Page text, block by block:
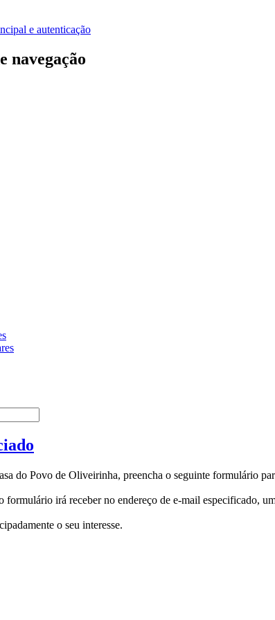
e autenticação
navegação
do Povo de Oliveirinha, preencha o seguinte formulário
irá receber no endereço de e-mail especificado,
o seu interesse.